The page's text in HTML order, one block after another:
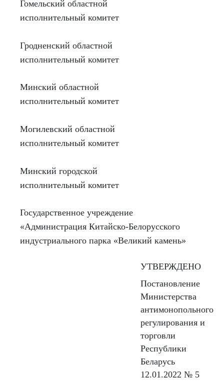
Гомельский областной
исполнительный комитет
Гродненский областной
исполнительный комитет
Минский областной
исполнительный комитет
Могилевский областной
исполнительный комитет
Минский городской
исполнительный комитет
Государственное учреждение
«Администрация Китайско-Белорусского
индустриального парка «Великий камень»
УТВЕРЖДЕНО
Постановление
Министерства
антимонопольного
регулирования и
торговли
Республики
Беларусь
12.01.2022 № 5